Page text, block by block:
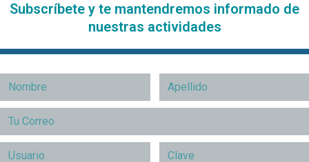
Subscríbete y te mantendremos informado de
nuestras actividades